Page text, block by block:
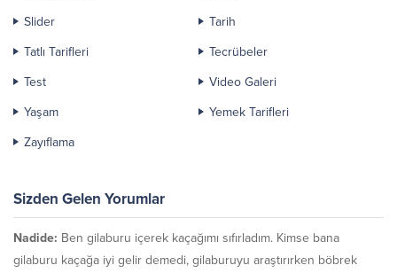
Slider
Tarih
Tatlı Tarifleri
Tecrübeler
Test
Video Galeri
Yaşam
Yemek Tarifleri
Zayıflama
Sizden Gelen Yorumlar
Nadide: Ben gilaburu içerek kaçağımı sıfırladım. Kimse bana
gilaburu kaçağa iyi gelir demedi, gilaburuyu araştırırken böbrek